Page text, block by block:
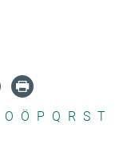
O Ö P Q R S T